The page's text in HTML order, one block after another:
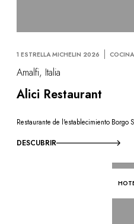
1 ESTRELLA MICHELIN 2026
Amalfi, Italia
Alici Restaurant
Restaurante de l'establecimiento Borgo
DESCUBRIR